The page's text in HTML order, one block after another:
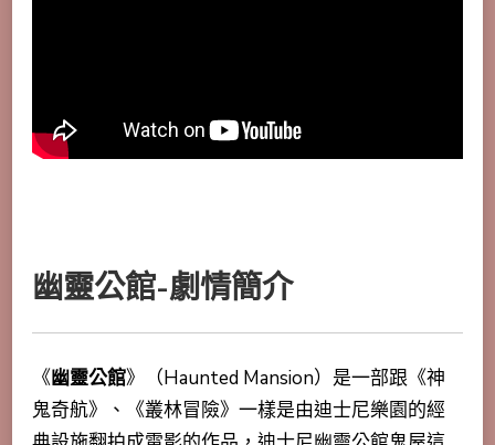
幽靈公館-劇情簡介
《幽靈公館》（Haunted Mansion）是一部跟《神
鬼奇航》、《叢林冒險》一樣是由迪士尼樂園的經